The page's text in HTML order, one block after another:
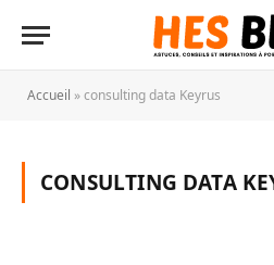
Accueil »consulting data Keyrus
CONSULTING DATA